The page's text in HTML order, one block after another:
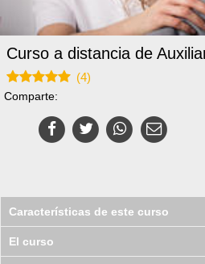
Curso a distancia de
(4)
Comparte:
Características de este curso
El curso